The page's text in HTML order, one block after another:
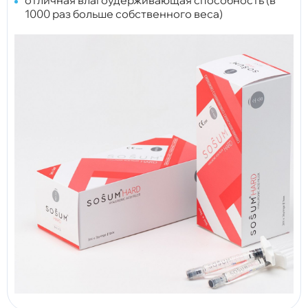
1000 раз больше собственного веса)